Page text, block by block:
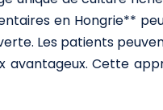
en Hongrie**
Les patients
Cette